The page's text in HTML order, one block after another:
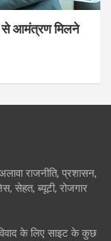
से आमंत्रण मिलने
राजनीति, प्रशासन,
सेहत, ब्यूटी, रोजगार
के लिए साइट के कुछ